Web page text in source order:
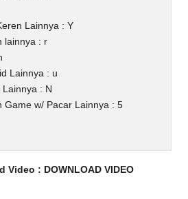
Lainnya : Y
lainnya : r
Lainnya : u
: N
Game w/ Pacar Lainnya : 5
Video : DOWNLOAD VIDEO